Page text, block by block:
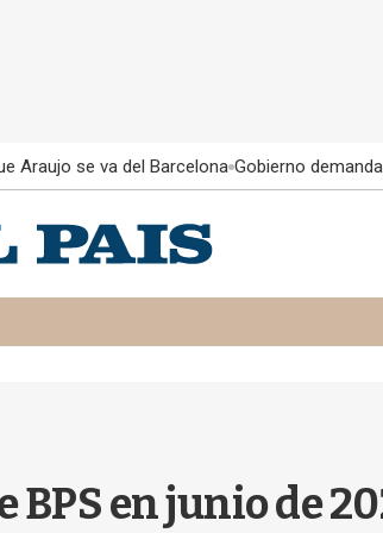
Araujo se va del Barcelona Gobierno
en junio de